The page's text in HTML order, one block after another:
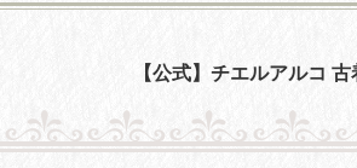
【公式】チエルアルコ